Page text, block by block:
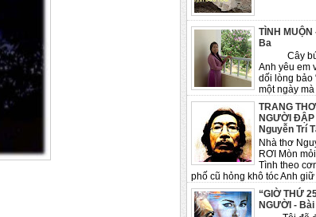
TÌNH
Ba
Cây bút
Anh yêu em
dối lòng bảo
một ngày
TRANG
NGƯỜI
Nguyễn Trí
Nhà thơ
RƠI Mòn
Tình theo
phố cũ hỏng khô tóc Anh giữ
“GIỜ THỨ
NGƯỜI -